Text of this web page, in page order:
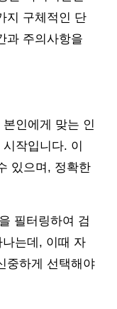
지 구체적인 단
과 주의사항을
인에게 맞는 인
작입니다. 이
있으며, 정확한
필터링하여 검
는데, 이때 자
중하게 선택해야